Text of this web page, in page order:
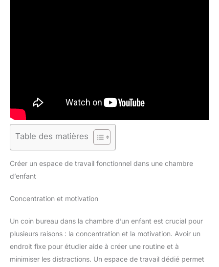
Table des matières
Créer un espace de travail fonctionnel dans une chambre
d’enfant
Concentration et motivation
Un coin bureau dans la chambre d’un enfant est crucial pour
plusieurs raisons : la concentration et la motivation. Avoir un
endroit fixe pour étudier aide à créer une routine et à
minimiser les distractions. Un espace de travail dédié permet